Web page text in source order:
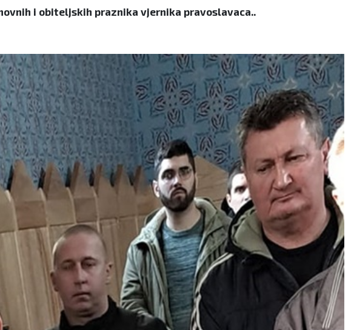
i obiteljskih praznika vjernika pravoslavaca..